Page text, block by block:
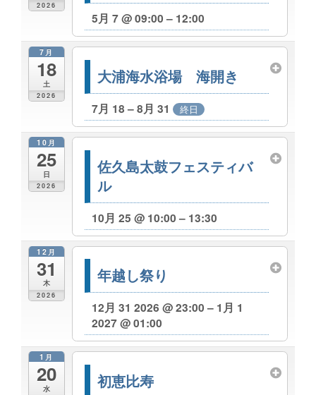
2026
5月 7 @ 09:00 – 12:00
7月
18
土
2026
大浦海水浴場 海開き
7月 18 – 8月 31 終日
10月
25
日
2026
佐久島太鼓フェスティバ
ル
10月 25 @ 10:00 – 13:30
12月
31
木
2026
年越し祭り
12月 31 2026 @ 23:00 – 1月 1
2027 @ 01:00
1月
20
水 初恵比寿